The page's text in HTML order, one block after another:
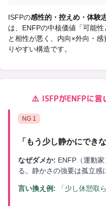
ISFPの感性的・控えめ・体験
は、 ENFPの中核価値「可能性
と相性が悪く、 内向×外向・
りやすい構造です。
⚠️ ISFPがENFPに言
NG 1
「 もう少し静かにでき
なぜダメか: ENFP（運動
る。静かさの強要は孤立感
言い換え例: 「少し休憩取